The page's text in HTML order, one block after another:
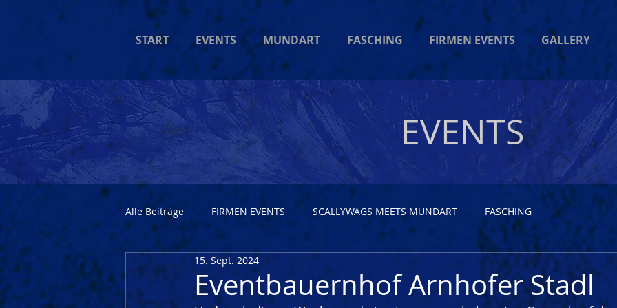
START EVENTS MUNDART FASCHING FIRMEN EVENTS GALLERY
EVENTS
Alle Beiträge FIRMEN EVENTS SCALLYWAGS MEETS MUNDART FASCHING
Eventbauernhof Arnhofer Stadl
15. Sept. 2024